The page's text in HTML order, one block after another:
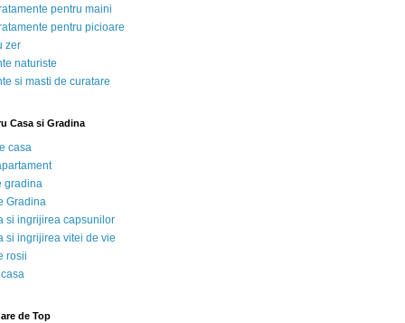
pentru maini
pentru picioare
zer
naturiste
si masti de curatare
Casa si Gradina
casa
gradina
Gradina
si ingrijirea capsunilor
si ingrijirea vitei de vie
rosii
de Top